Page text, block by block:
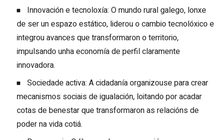
Innovación e tecnoloxía: O mundo rural galego, lonxe
de ser un espazo estático, liderou o cambio tecnolóxico e
integrou avances que transformaron o territorio,
impulsando unha economía de perfil claramente
innovadora.
Sociedade activa: A cidadanía organizouse para crear
mecanismos sociais de igualación, loitando por acadar
cotas de benestar que transformaron as relacións de
poder na vida cotiá.